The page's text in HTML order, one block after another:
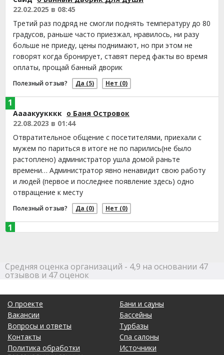
22.02.2025 в 08:45
Третий раз подряд не смогли поднять температуру до 80
градусов, раньше часто приезжал, нравилось, ни разу
больше не приеду, цены поднимают, но при этом не
говорят когда бронирует, ставят перед факты во время
оплаты, прощай банный дворик
Полезный отзыв? Да (5) Нет (0)
Аааакуукккк о Баня Островок
22.08.2023 в 01:44
Отвратительное общение с посетителями, приехали с
мужем по париться в итоге не по парились(не было
растоплено) администратор ушла домой раньте
времени… Администратор явно ненавидит свою работу
и людей (первое и последнее появление здесь) одно
отвращение к месту
Полезный отзыв? Да (0) Нет (0)
1
Очень плохое обслуживание,администратор хамка,
время заезда считается на территорию,а не в парню.
состоянии объяснить адекватно. Бронь отменили,
потеряли клиентов из за администратора. Даже не
заехали.
Полезный отзыв? (0)
1
7,7
Средняя оценка организаций - 4,9 на основании 47
отзывов и 47 оценок
О проекте
Вакансии
Вопросы и ответы
Контакты
Политика обработки
Бани и сауны
Бассейны
Турбазы
Спа салоны
Источники